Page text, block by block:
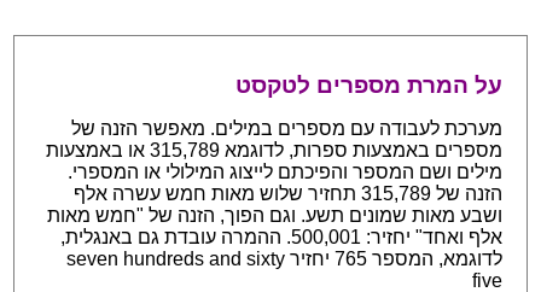
על המרת מספרים לטקסט
מערכת לעבודה עם מספרים במילים. מאפשר הזנה של
מספרים באמצעות ספרות, לדוגמא 315,789 או באמצעות
מילים ושם המספר והפיכתם לייצוג המילולי או המספרי.
הזנה של 315,789 תחזיר שלוש מאות חמש עשרה אלף
ושבע מאות שמונים תשע. וגם הפוך, הזנה של "חמש מאות
אלף ואחד" יחזיר: 500,001. ההמרה עובדת גם באנגלית,
לדוגמא, המספר 765 יחזיר seven hundreds and sixty
five